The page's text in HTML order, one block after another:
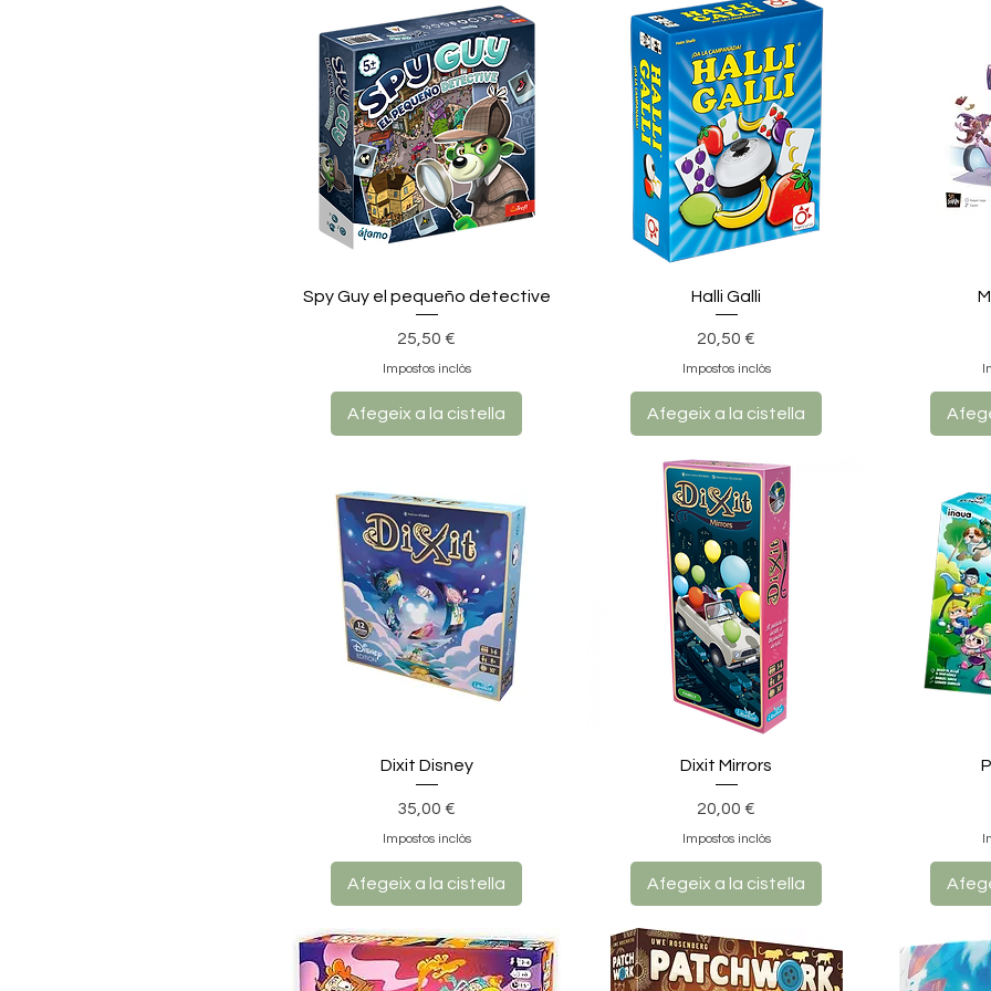
Spy Guy el pequeño detective
Preu
25,50 €
Impostos inclòs
Afegeix a la cistella
Halli Galli
Preu
20,50 €
Impostos inclòs
Afegeix a la cistella
Dixit Disney
Preu
35,00 €
Impostos inclòs
Afegeix a la cistella
Dixit Mirrors
Preu
20,00 €
Impostos inclòs
Afegeix a la cistella